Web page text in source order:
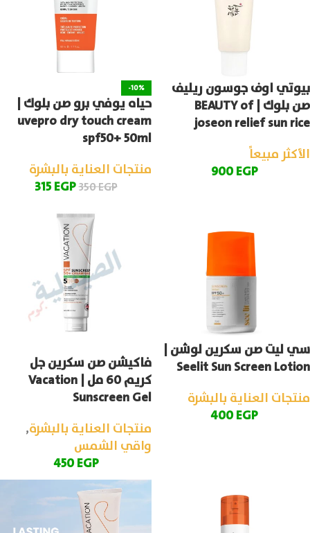
بيوتي اوف جوسون ريليف
صن بلوك | BEAUTY of
joseon relief sun rice
الأكثر مبيعاً
900EGP
-10%
حياه يوفي برو صن بلوك |
uvepro dry touch cream
spf50+ 50ml
منتجات العناية بالبشرة
350EGP
315EGP
سي ليت صن سكرين لوشن |
Seelit Sun Screen Lotion
منتجات العناية بالبشرة
400EGP
فاكيشن صن سكرين جل
كريم 60 مل | Vacation
Sunscreen Gel
منتجات العناية بالبشرة,
واقي الشمس
450EGP